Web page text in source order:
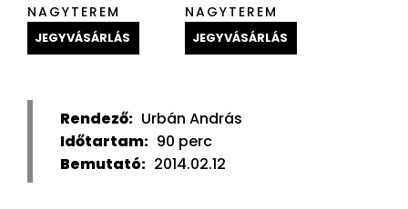
NAGYTEREM
JEGYVÁSÁRLÁS
NAGYTEREM
JEGYVÁSÁRLÁS
Rendező: Urbán András
Időtartam: 90 perc
Bemutató: 2014.02.12